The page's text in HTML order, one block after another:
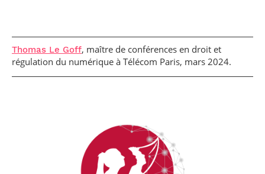
Thomas Le Goff, maître de conférences en droit et
régulation du numérique à Télécom Paris, mars 2024.